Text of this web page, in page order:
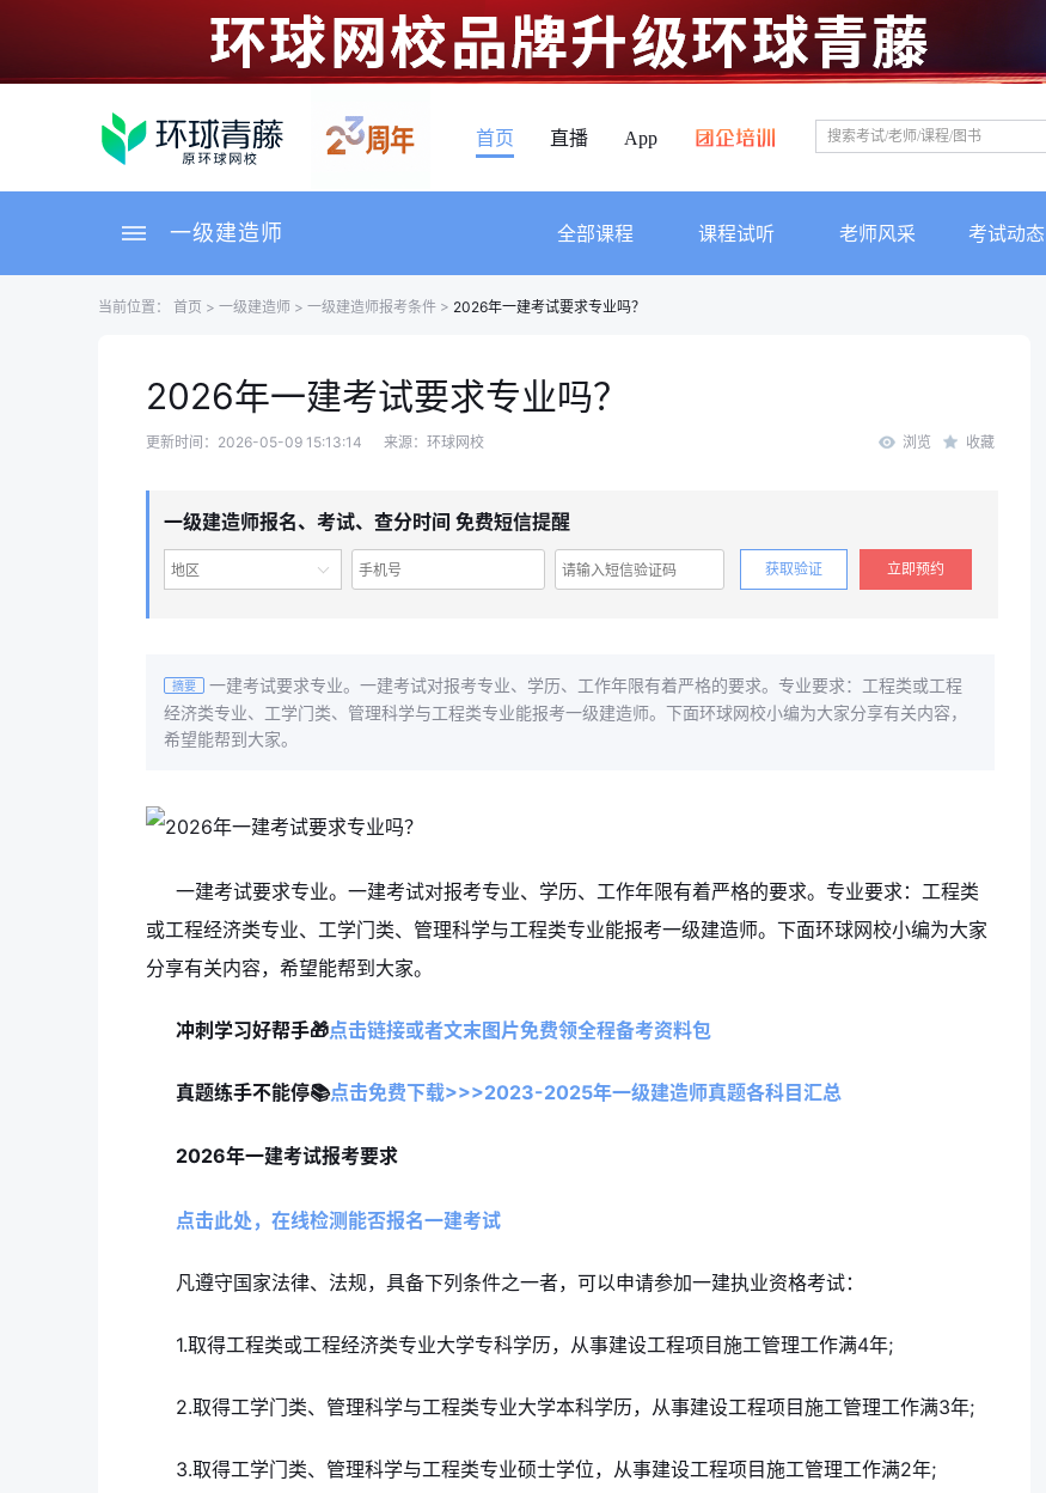
首页 直播 App
一级建造师 全部课程 课程试听 老师风采 考试动态
当前位置： 首页 > 一级建造师 > 一级建造师报考条件 > 2026年一建考试要求专业吗？
2026年一建考试要求专业吗？
更新时间：2026-05-09 15:13:14 来源：环球网校 浏览 收藏
一级建造师报名、考试、查分时间 免费短信提醒
地区 获取验证 立即预约
摘要
一建考试要求专业。一建考试对报考专业、学历、工作年限有着严格的要求。专业要求：工程类或工程
经济类专业、工学门类、管理科学与工程类专业能报考一级建造师。下面环球网校小编为大家分享有关内容，
希望能帮到大家。
一建考试要求专业。一建考试对报考专业、学历、工作年限有着严格的要求。专业要求：工程类
或工程经济类专业、工学门类、管理科学与工程类专业能报考一级建造师。下面环球网校小编为大家
分享有关内容，希望能帮到大家。
冲刺学习好帮手🎁点击链接或者文末图片免费领全程备考资料包
真题练手不能停📚点击免费下载>>>2023-2025年一级建造师真题各科目汇总
2026年一建考试报考要求
点击此处，在线检测能否报名一建考试
凡遵守国家法律、法规，具备下列条件之一者，可以申请参加一建执业资格考试：
1.取得工程类或工程经济类专业大学专科学历，从事建设工程项目施工管理工作满4年;
2.取得工学门类、管理科学与工程类专业大学本科学历，从事建设工程项目施工管理工作满3年;
3.取得工学门类、管理科学与工程类专业硕士学位，从事建设工程项目施工管理工作满2年;